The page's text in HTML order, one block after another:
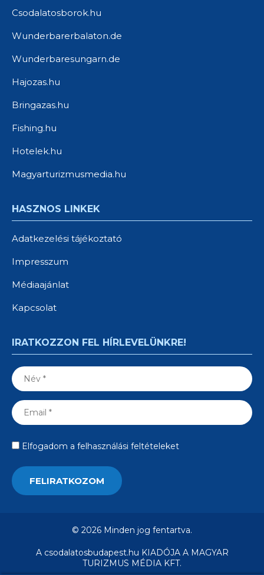
Csodalatosborok.hu
Wunderbarerbalaton.de
Wunderbaresungarn.de
Hajozas.hu
Bringazas.hu
Fishing.hu
Hotelek.hu
Magyarturizmusmedia.hu
HASZNOS LINKEK
Adatkezelési tájékoztató
Impresszum
Médiaajánlat
Kapcsolat
IRATKOZZON FEL HÍRLEVELÜNKRE!
Elfogadom a felhasználási feltételeket
© 2026 Minden jog fentartva.
A csodalatosbudapest.hu KIADÓJA A MAGYAR
TURIZMUS MÉDIA KFT.